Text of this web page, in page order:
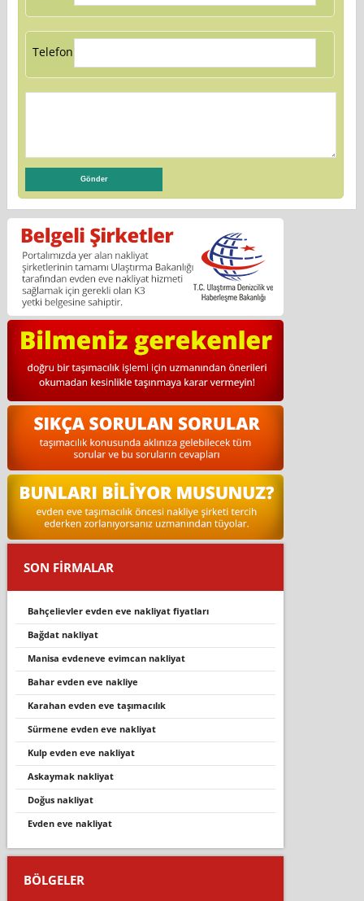
Telefon:
SON FİRMALAR
bahçelievler evden eve nakliyat fiyatları
bağdat nakli̇yat
manisa evdeneve evimcan nakliyat
bahar evden eve nakliye
karahan evden eve taşımacılık
sürmene evden eve nakli̇yat
kulp evden eve nakli̇yat
askaymak nakliyat
doğus nakli̇yat
evden eve nakliyat
BÖLGELER